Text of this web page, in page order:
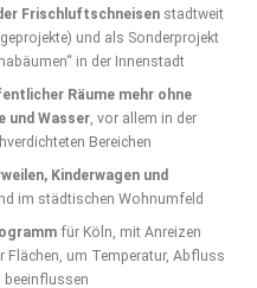
Frischluftschneisenstadtweit
und als Sonderprojekt
in der Innenstadt
Räume mehr ohne
und Wasser, vor allem in der
Bereichen
Kinderwagen und
im städtischen Wohnumfeld
für Köln, mit Anreizen
Flächen, um Temperatur, Abfluss
beeinflussen